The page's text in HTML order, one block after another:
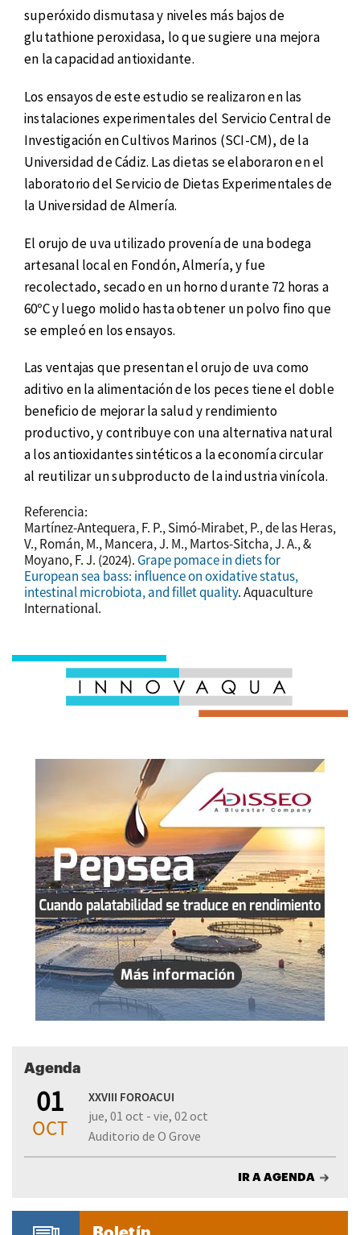
superóxido dismutasa y niveles más bajos de
glutathione peroxidasa, lo que sugiere una mejora
en la capacidad antioxidante.
Los ensayos de este estudio se realizaron en las
instalaciones experimentales del Servicio Central de
Investigación en Cultivos Marinos (SCI-CM), de la
Universidad de Cádiz. Las dietas se elaboraron en el
laboratorio del Servicio de Dietas Experimentales de
la Universidad de Almería.
El orujo de uva utilizado provenía de una bodega
artesanal local en Fondón, Almería, y fue
recolectado, secado en un horno durante 72 horas a
60ºC y luego molido hasta obtener un polvo fino que
se empleó en los ensayos.
Las ventajas que presentan el orujo de uva como
aditivo en la alimentación de los peces tiene el doble
beneficio de mejorar la salud y rendimiento
productivo, y contribuye con una alternativa natural
a los antioxidantes sintéticos a la economía circular
al reutilizar un subproducto de la industria vinícola.
Referencia:
Martínez-Antequera, F. P., Simó-Mirabet, P., de las Heras,
V., Román, M., Mancera, J. M., Martos-Sitcha, J. A., &
Moyano, F. J. (2024). Grape pomace in diets for
European sea bass: influence on oxidative status,
intestinal microbiota, and fillet quality. Aquaculture
International.
Agenda
01
OCT
XXVIII FOROACUI
jue, 01 oct - vie, 02 oct
Auditorio de O Grove
IR A AGENDA